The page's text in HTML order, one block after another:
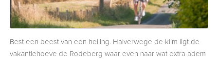
Best een beest van een helling. Halverwege de klim ligt de
vakantiehoeve de Rodeberg waar even naar wat extra adem